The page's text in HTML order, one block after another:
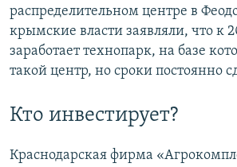
распределительном центре в
крымские власти заявляли, что к
заработает технопарк, на базе
такой центр, но сроки постоянно
Кто инвестирует?
Краснодарская фирма